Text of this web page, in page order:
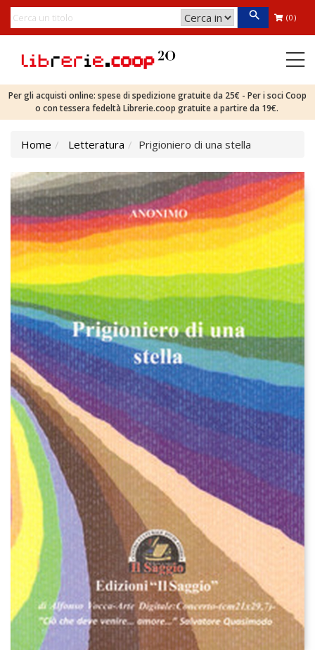
(0)
Per gli acquisti online: spese di spedizione gratuite da 25€ - Per i soci Coop
o con tessera fedeltà Librerie.coop gratuite a partire da 19€.
Home Letteratura Prigioniero di una stella